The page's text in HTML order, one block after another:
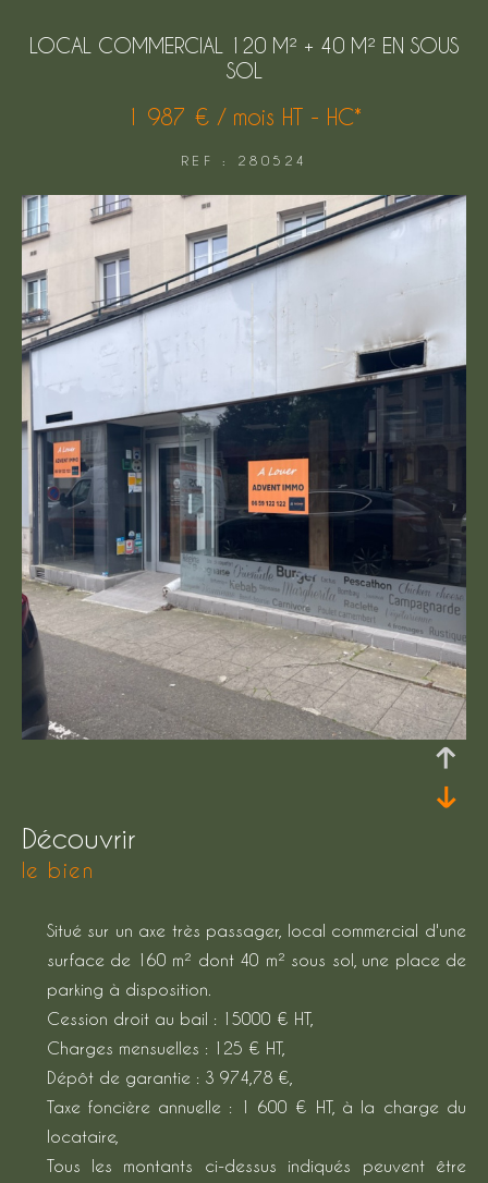
LOCAL COMMERCIAL 120 M² + 40 M² EN SOUS
SOL
1 987 € / mois HT - HC*
REF : 280524
découvrir
le bien
Situé sur un axe très passager, local commercial d'une
surface de 160 m² dont 40 m² sous sol, une place de
parking à disposition.
Cession droit au bail : 15000 € HT,
Charges mensuelles : 125 € HT,
Dépôt de garantie : 3 974,78 €,
Taxe foncière annuelle : 1 600 € HT, à la charge du
locataire,
Tous les montants ci-dessus indiqués peuvent être
COUPS DE COEUR EXCLUSIVITÉS
Rechercher